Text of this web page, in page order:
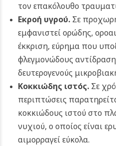
τον επακόλουθο
Εκροή υγρού.Σε
εμφανιστεί ορώδης,
έκκριση, εύρημα που
φλεγμονώδους
δευτερογενούς
Κοκκιώδης ιστός.Σε
περιπτώσεις
κοκκιώδους ιστού στο
νυχιού, ο οποίος είναι
αιμορραγεί εύκολα.